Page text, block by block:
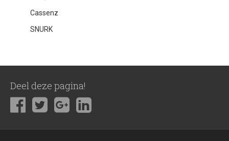
Cassenz
SNURK
Deel deze pagina!